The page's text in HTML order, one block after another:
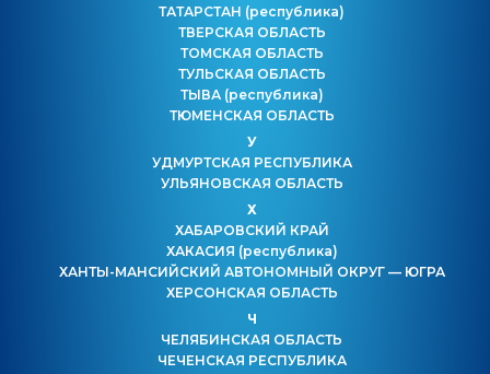
ТАТАРСТАН (республика)
ТВЕРСКАЯ ОБЛАСТЬ
ТОМСКАЯ ОБЛАСТЬ
ТУЛЬСКАЯ ОБЛАСТЬ
ТЫВА (республика)
ТЮМЕНСКАЯ ОБЛАСТЬ
У
УДМУРТСКАЯ РЕСПУБЛИКА
УЛЬЯНОВСКАЯ ОБЛАСТЬ
Х
ХАБАРОВСКИЙ КРАЙ
ХАКАСИЯ (республика)
ХАНТЫ-МАНСИЙСКИЙ АВТОНОМНЫЙ ОКРУГ — ЮГРА
ХЕРСОНСКАЯ ОБЛАСТЬ
Ч
ЧЕЛЯБИНСКАЯ ОБЛАСТЬ
ЧЕЧЕНСКАЯ РЕСПУБЛИКА